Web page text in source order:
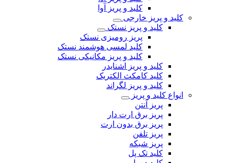
کلید و پریز آوا
کلید و پریز خارجی
کلید و پریز نستک
پریز رومیزی نستک
کلید لمسی هوشمند نستک
کلید و پریز مکانیکی نستک
کلید و پریز اشنایدر
کلید کامکث الکتریک
کلید و پریز لگراند
انواع کلید و پریز
پریز آنتن
پریز برق ارت دار
پریز برق بدون ارت
پریز تلفن
پریز شبکه
کلید تک پل